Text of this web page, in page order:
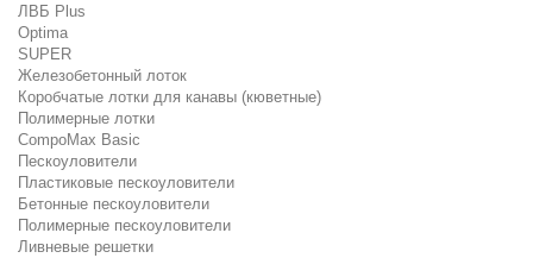
ЛВБ Plus
Optima
SUPER
Железобетонный лоток
Коробчатые лотки для канавы (кюветные)
Полимерные лотки
CompoMax Basic
Пескоуловители
Пластиковые пескоуловители
Бетонные пескоуловители
Полимерные пескоуловители
Ливневые решетки